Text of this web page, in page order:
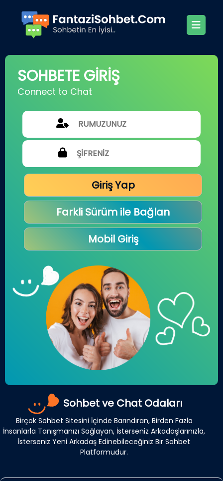
SOHBETE GİRİŞ
Connect to Chat
Giriş Yap
Farkli Sürüm ile Bağlan
Mobil Giriş
Sohbet ve Chat Odaları
Birçok Sohbet Sitesini İçinde Barındıran, Birden Fazla
İnsanlarla Tanışmanızı Sağlayan, İsterseniz Arkadaşlarınızla,
İsterseniz Yeni Arkadaş Edinebileceğiniz Bir Sohbet
Platformudur.